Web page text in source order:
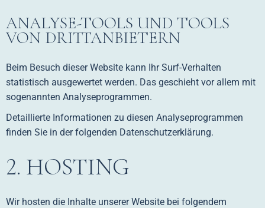
ANALYSE-TOOLS UND TOOLS
VON DRITT­ANBIETERN
Beim Besuch dieser Website kann Ihr Surf-Verhalten
statistisch ausgewertet werden. Das geschieht vor allem mit
sogenannten Analyseprogrammen.
Detaillierte Informationen zu diesen Analyseprogrammen
finden Sie in der folgenden Datenschutzerklärung.
2. HOSTING
Wir hosten die Inhalte unserer Website bei folgendem